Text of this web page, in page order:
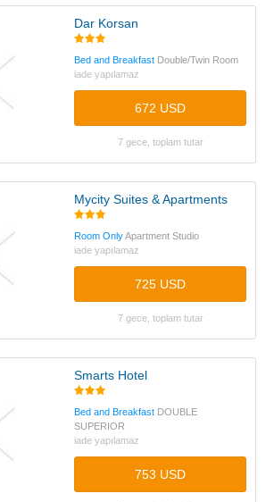
Dar Korsan
Bed and Breakfast Double/Twin Room
iade yapılamaz
672 USD
7 gece, toplam tutar
Mycity Suites & Apartments
Room OnlyApartment Studio
iade yapılamaz
725 USD
7 gece, toplam tutar
Smarts Hotel
Bed and Breakfast DOUBLE
SUPERIOR
iade yapılamaz
753 USD